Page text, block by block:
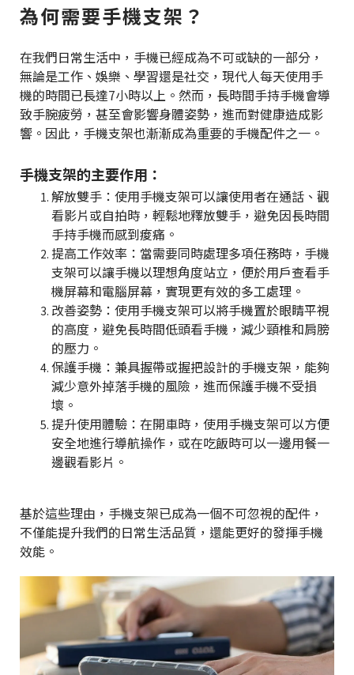
為何需要手機支架？
在我們日常生活中，手機已經成為不可或缺的一部分，
無論是工作、娛樂、學習還是社交，現代人每天使用手
機的時間已長達7小時以上。然而，長時間手持手機會導
致手腕疲勞，甚至會影響身體姿勢，進而對健康造成影
響。因此，手機支架也漸漸成為重要的手機配件之一。
手機支架的主要作用：
解放雙手：使用手機支架可以讓使用者在通話、觀
看影片或自拍時，輕鬆地釋放雙手，避免因長時間
手持手機而感到痠痛。
提高工作效率：當需要同時處理多項任務時，手機
支架可以讓手機以理想角度站立，便於用戶查看手
機屏幕和電腦屏幕，實現更有效的多工處理。
改善姿勢：使用手機支架可以將手機置於眼睛平視
的高度，避免長時間低頭看手機，減少頸椎和肩膀
的壓力。
保護手機：兼具握帶或握把設計的手機支架，能夠
減少意外掉落手機的風險，進而保護手機不受損
壞。
提升使用體驗：在開車時，使用手機支架可以方便
安全地進行導航操作，或在吃飯時可以一邊用餐一
邊觀看影片。
基於這些理由，手機支架已成為一個不可忽視的配件，
不僅能提升我們的日常生活品質，還能更好的發揮手機
效能。